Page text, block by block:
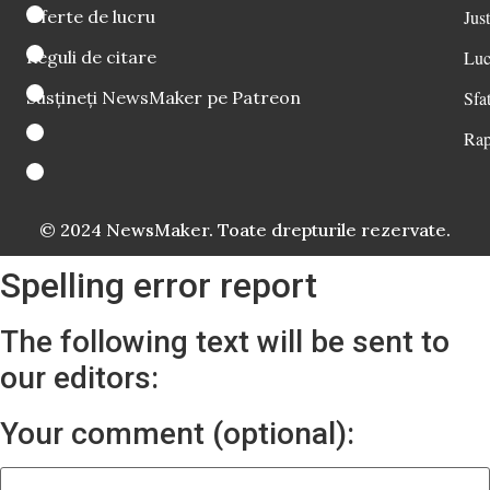
Oferte de lucru
Reguli de citare
Susțineți NewsMaker pe Patreon
© 2024 NewsMaker. Toate drepturile rezervate.
Spelling error report
The following text will be sent to
our editors:
Your comment (optional):